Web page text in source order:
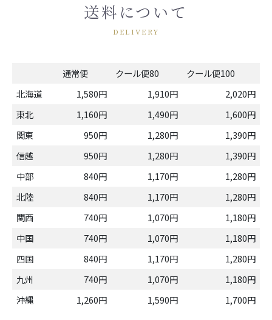
送料について
DELIVERY
通常便 クール便80
クール便100
北海道
1,580円 1,910円
2,020円
東北
1,160円 1,490円
1,600円
関東
950円 1,280円
1,390円
信越
950円 1,280円
1,390円
中部
840円 1,170円
1,280円
北陸
840円 1,170円
1,280円
関西
740円 1,070円
1,180円
中国
740円 1,070円
1,180円
四国
840円 1,170円
1,280円
九州
740円 1,070円
1,180円
沖縄
1,260円 1,590円 1,700円